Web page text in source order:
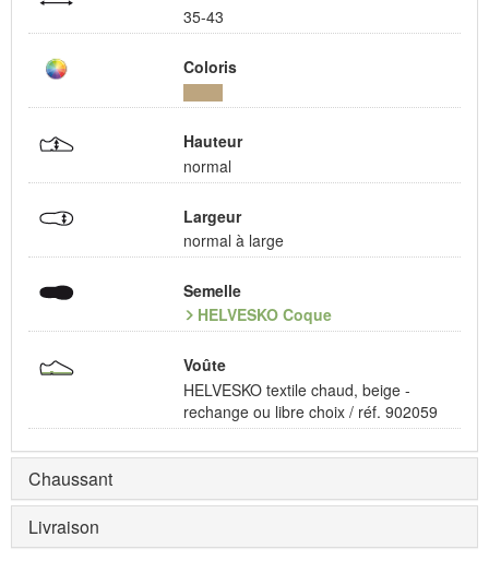
35-43
Coloris
Hauteur
normal
Largeur
normal à large
Semelle
HELVESKO Coque
Voûte
HELVESKO textile chaud, beige -
rechange ou libre choix / réf. 902059
Chaussant
Livraison